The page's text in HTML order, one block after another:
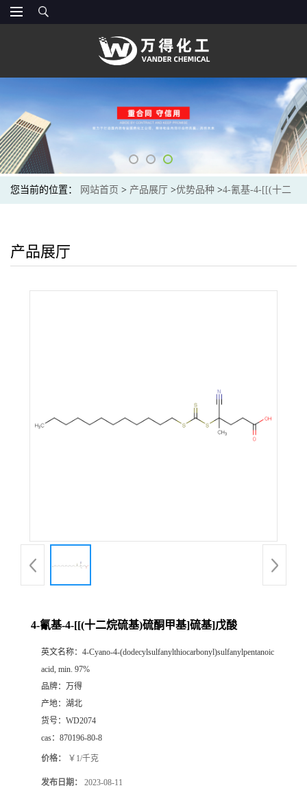
您当前的位置： 网站首页 > 产品展厅 >优势品种 >4-氰基-4-[[(十二
产品展厅
4-氰基-4-[[(十二烷硫基)硫酮甲基]硫基]戊酸
英文名称： 4-Cyano-4-(dodecylsulfanylthiocarbonyl)sulfanylpentanoic
acid, min. 97%
品牌： 万得
产地： 湖北
货号： WD2074
cas： 870196-80-8
价格： ￥1/千克
发布日期： 2023-08-11